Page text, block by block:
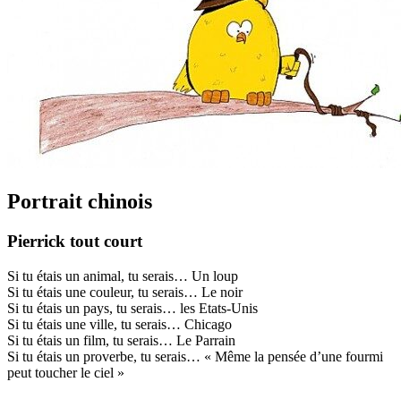
Portrait chinois
Pierrick tout court
Si tu étais un animal, tu serais… Un loup
Si tu étais une couleur, tu serais… Le noir
Si tu étais un pays, tu serais… les Etats-Unis
Si tu étais une ville, tu serais… Chicago
Si tu étais un film, tu serais… Le Parrain
Si tu étais un proverbe, tu serais… « Même la pensée d’une fourmi
peut toucher le ciel »